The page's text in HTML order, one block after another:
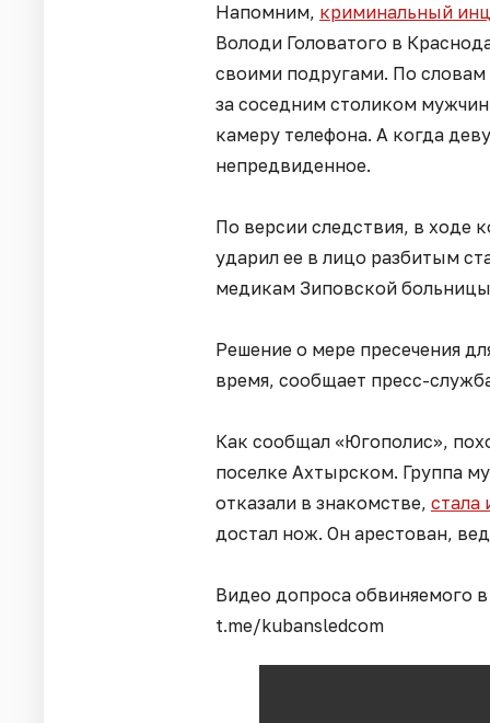
Напомним, криминальный
Володи Головатого в
своими подругами. По
за соседним столиком
камеру телефона. А когда
непредвиденное.
По версии следствия, в ходе
ударил ее в лицо разбитым
медикам Зиповской
Решение о мере пресечения
время, сообщает пресс-
Как сообщал «Югополис»,
поселке Ахтырском. Группа
отказали в знакомстве, стала
достал нож. Он арестован,
Видео допроса обвиняемого
t.me/kubansledcom